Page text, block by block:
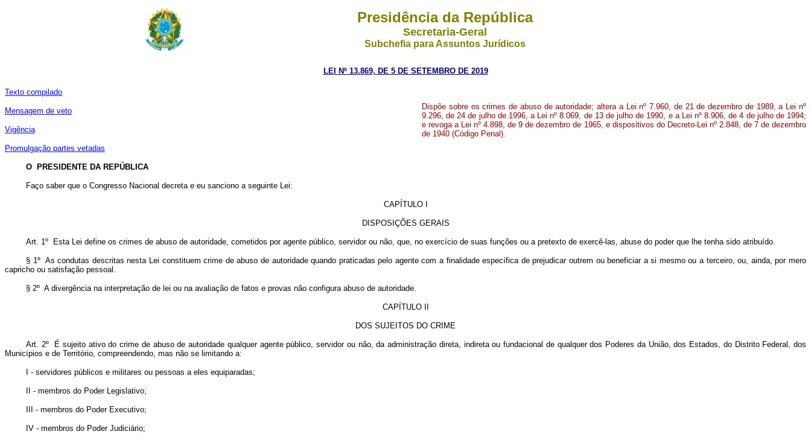
Presidência da República
Secretaria-Geral
Subchefia para Assuntos Jurídicos
LEI Nº 13.869, DE 5 DE SETEMBRO DE 2019
Texto compilado
Mensagem de veto
Vigência
Promulgação partes vetadas
Dispõe sobre os crimes de abuso de autoridade; altera a Lei nº 7.960, de 21 de dezembro de 1989, a Lei nº
9.296, de 24 de julho de 1996, a Lei nº 8.069, de 13 de julho de 1990, e a Lei nº 8.906, de 4 de julho de 1994;
e revoga a Lei nº 4.898, de 9 de dezembro de 1965, e dispositivos do Decreto-Lei nº 2.848, de 7 de dezembro
de 1940 (Código Penal).
O PRESIDENTE DA REPÚBLICA
Faço saber que o Congresso Nacional decreta e eu sanciono a seguinte Lei:
CAPÍTULO I
DISPOSIÇÕES GERAIS
Art. 1º Esta Lei define os crimes de abuso de autoridade, cometidos por agente público, servidor ou não, que, no exercício de suas funções ou a pretexto de exercê-las, abuse do poder que lhe tenha sido atribuído.
§ 1º As condutas descritas nesta Lei constituem crime de abuso de autoridade quando praticadas pelo agente com a finalidade específica de prejudicar outrem ou beneficiar a si mesmo ou a terceiro, ou, ainda, por mero
capricho ou satisfação pessoal.
§ 2º A divergência na interpretação de lei ou na avaliação de fatos e provas não configura abuso de autoridade.
CAPÍTULO II
DOS SUJEITOS DO CRIME
Art. 2º É sujeito ativo do crime de abuso de autoridade qualquer agente público, servidor ou não, da administração direta, indireta ou fundacional de qualquer dos Poderes da União, dos Estados, do Distrito Federal, dos
Municípios e de Território, compreendendo, mas não se limitando a:
I - servidores públicos e militares ou pessoas a eles equiparadas;
II - membros do Poder Legislativo;
III - membros do Poder Executivo;
IV - membros do Poder Judiciário;